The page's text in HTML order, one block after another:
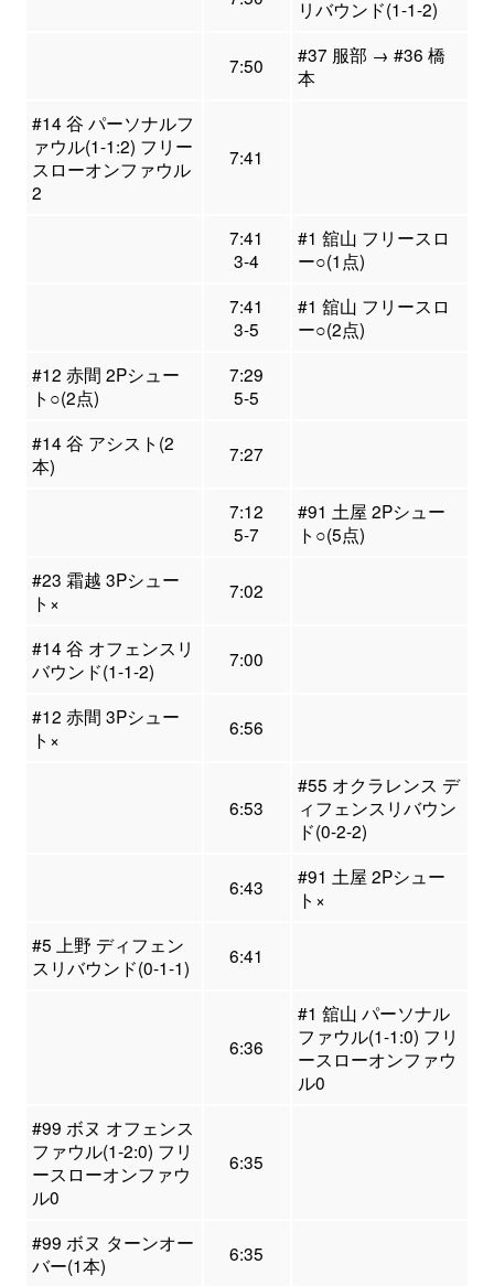
リバウンド(1-1-2)
7:50
#37 服部 → #36 橋
本
#14 谷 パーソナルフ
ァウル(1-1:2) フリー
スローオンファウル
2
7:41
7:41
3-4
#1 舘山 フリースロ
ー○(1点)
7:41
3-5
#1 舘山 フリースロ
ー○(2点)
#12 赤間 2Pシュー
ト○(2点)
7:29
5-5
#14 谷 アシスト(2
本)
7:27
7:12
5-7
#91 土屋 2Pシュー
ト○(5点)
#23 霜越 3Pシュー
ト×
7:02
#14 谷 オフェンスリ
バウンド(1-1-2)
7:00
#12 赤間 3Pシュー
ト×
6:56
6:53
#55 オクラレンス デ
ィフェンスリバウン
ド(0-2-2)
6:43
#91 土屋 2Pシュー
ト×
#5 上野 ディフェン
スリバウンド(0-1-1)
6:41
6:36
#1 舘山 パーソナル
ファウル(1-1:0) フリ
ースローオンファウ
ル0
#99 ボヌ オフェンス
ファウル(1-2:0) フリ
ースローオンファウ
ル0
6:35
#99 ボヌ ターンオー
バー(1本)
6:35